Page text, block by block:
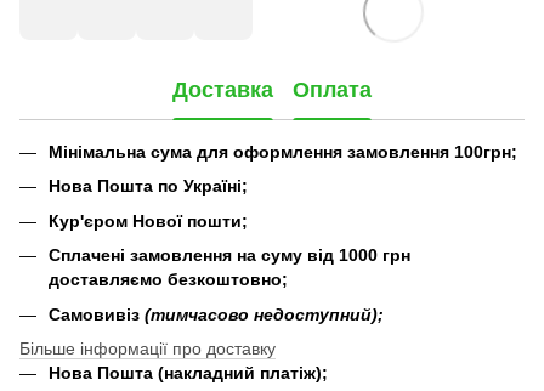
Доставка Оплата
Мінімальна сума для оформлення замовлення 100грн;
Нова Пошта по Україні;
Кур'єром Нової пошти;
Сплачені замовлення на суму від 1000 грн
доставляємо безкоштовно;
Самовивіз (тимчасово недоступний);
Більше інформації про доставку
Нова Пошта (накладний платіж);